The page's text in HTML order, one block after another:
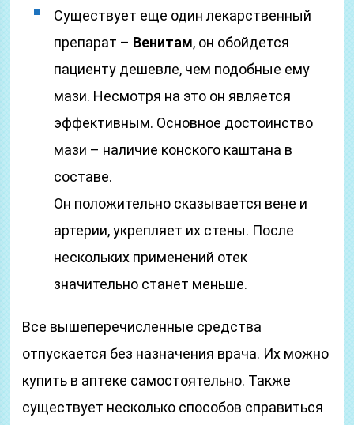
Существует еще один лекарственный
препарат – Венитам, он обойдется
пациенту дешевле, чем подобные ему
мази. Несмотря на это он является
эффективным. Основное достоинство
мази – наличие конского каштана в
составе.
Он положительно сказывается вене и
артерии, укрепляет их стены. После
нескольких применений отек
значительно станет меньше.
Все вышеперечисленные средства
отпускается без назначения врача. Их можно
купить в аптеке самостоятельно. Также
существует несколько способов справиться